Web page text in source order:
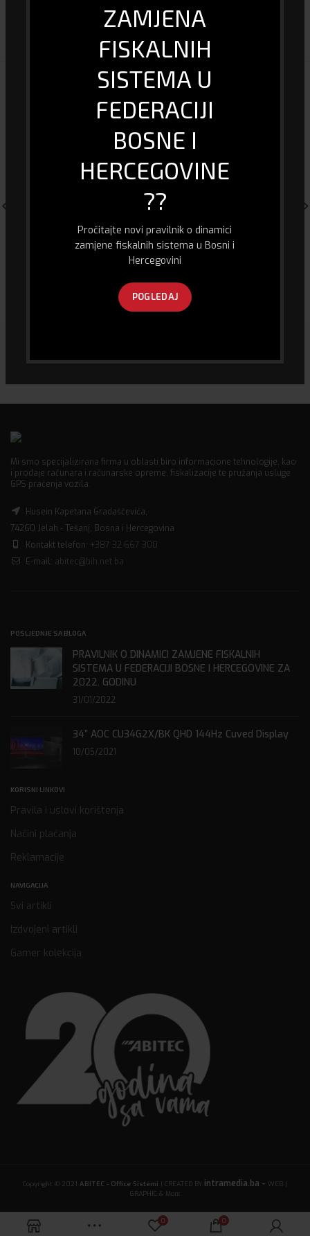
ZAMJENA
FISKALNIH
SISTEMA U
FEDERACIJI
BOSNE I
HERCEGOVINE
??
Pročitajte novi pravilnik o dinamici
zamjene fiskalnih sistema u Bosni i
Hercegovini
POGLEDAJ
Laptop Lenovo IDeadPad 3
Laserski Printer – Samsung
Mi smo specijalizirana firma u oblasti biro informacione tehnologije, kao
i prodaje računara i računarske opreme, fiskalizacije te pružanja usluge
GPS praćenja vozila.
Husein Kapetana Gradaščevića,
74260 Jelah - Tešanj, Bosna i Hercegovina
Kontakt telefon: +387 32 667 300
E-mail: abitec@bih.net.ba
POSLJEDNJE SA BLOGA
PRAVILNIK O DINAMICI ZAMJENE FISKALNIH
SISTEMA U FEDERACIJI BOSNE I HERCEGOVINE ZA
2022. GODINU
31/01/2022
34” AOC CU34G2X/BK QHD 144Hz Cuved Display
10/05/2021
KORISNI LINKOVI
Pravila i uslovi korištenja
Načini plaćanja
Reklamacije
NAVIGACIJA
Svi artikli
Izdvojeni artikli
Gamer kolekcija
Copyright © 2021 ABITEC - Office Sistemi | CREATED BY intramedia.ba - WEB |
GRAPHIC & More
0 0